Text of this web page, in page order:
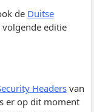
de Duitse
editie
Headersvan
er op dit moment